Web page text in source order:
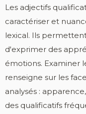
Les adjectifs
caractériser et
lexical. Ils
d'exprimer des
émotions. Examiner
renseigne sur les
analysés :
des qualificatifs